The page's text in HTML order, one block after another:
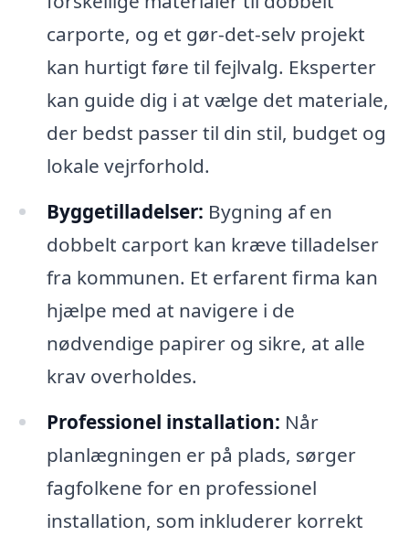
carporte, og et gør-det-selv projekt
kan hurtigt føre til fejlvalg. Eksperter
kan guide dig i at vælge det materiale,
der bedst passer til din stil, budget og
lokale vejrforhold.
Byggetilladelser: Bygning af en
dobbelt carport kan kræve tilladelser
fra kommunen. Et erfarent firma kan
hjælpe med at navigere i de
nødvendige papirer og sikre, at alle
krav overholdes.
Professionel installation: Når
planlægningen er på plads, sørger
fagfolkene for en professionel
installation, som inkluderer korrekt